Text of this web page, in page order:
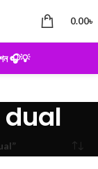
0.00৳
🎧💡
dual